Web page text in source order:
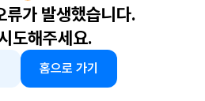
류가 발생했습니다.
도해주세요.
홈으로 가기